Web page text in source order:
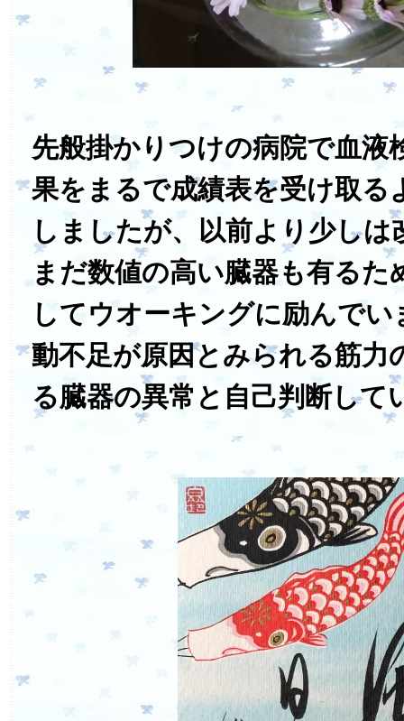
先般掛かりつけの病院で血液
果をまるで成績表を受け取る
しましたが、以前より少し
まだ数値の高い臓器も有るた
してウオーキングに励んで
動不足が原因とみられる筋力
る臓器の異常と自己判断して